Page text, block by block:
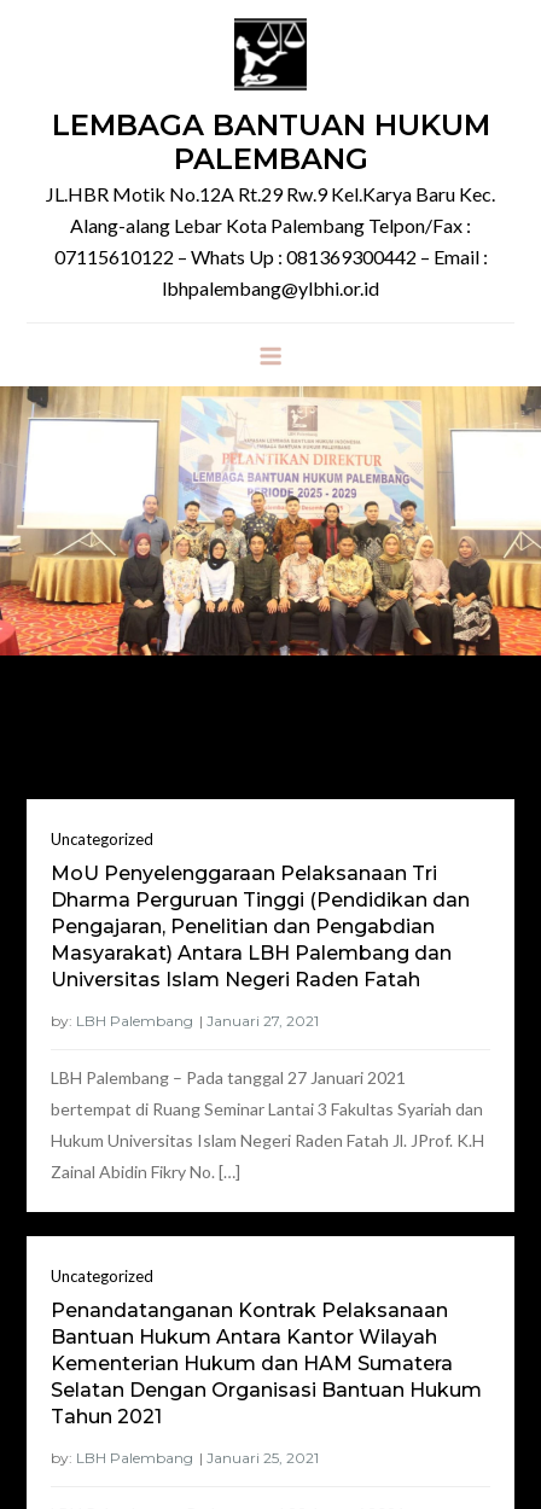
LEMBAGA BANTUAN HUKUM
PALEMBANG
JL.HBR Motik No.12A Rt.29 Rw.9 Kel.Karya Baru Kec.
Alang-alang Lebar Kota Palembang Telpon/Fax :
07115610122 – Whats Up : 081369300442 – Email :
lbhpalembang@ylbhi.or.id
Uncategorized
MoU Penyelenggaraan Pelaksanaan Tri
Dharma Perguruan Tinggi (Pendidikan dan
Pengajaran, Penelitian dan Pengabdian
Masyarakat) Antara LBH Palembang dan
Universitas Islam Negeri Raden Fatah
by: LBH Palembang
LBH Palembang – Pada tanggal 27 Januari 2021
bertempat di Ruang Seminar Lantai 3 Fakultas Syariah dan
Hukum Universitas Islam Negeri Raden Fatah Jl. JProf. K.H
Zainal Abidin Fikry No. […]
Uncategorized
Penandatanganan Kontrak Pelaksanaan
Bantuan Hukum Antara Kantor Wilayah
Kementerian Hukum dan HAM Sumatera
Selatan Dengan Organisasi Bantuan Hukum
Tahun 2021
by: LBH Palembang